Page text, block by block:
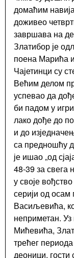
домаћим
доживео
завршава на
Златибор је
поена Марића
Чајетинци су
Већим делом
успевао да
би падом у
лако дође до
и до
са предношћу
је ишао „од
48-39 за свега
у своје
серији од осам
Васиљевића,
неприметан.
Мићевића,
трећег
деоници,